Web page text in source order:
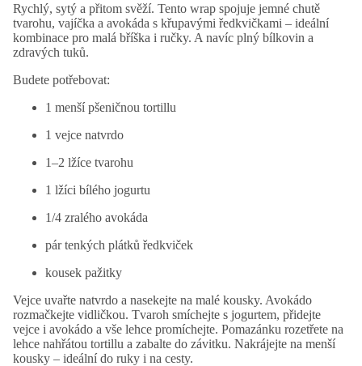
Rychlý, sytý a přitom svěží. Tento wrap spojuje jemné chutě
tvarohu, vajíčka a avokáda s křupavými ředkvičkami – ideální
kombinace pro malá bříška i ručky. A navíc plný bílkovin a
zdravých tuků.
Budete potřebovat:
1 menší pšeničnou tortillu
1 vejce natvrdo
1–2 lžíce tvarohu
1 lžíci bílého jogurtu
1/4 zralého avokáda
pár tenkých plátků ředkviček
kousek pažitky
Vejce uvařte natvrdo a nasekejte na malé kousky. Avokádo
rozmačkejte vidličkou. Tvaroh smíchejte s jogurtem, přidejte
vejce i avokádo a vše lehce promíchejte. Pomazánku rozetřete na
lehce nahřátou tortillu a zabalte do závitku. Nakrájejte na menší
kousky – ideální do ruky i na cesty.